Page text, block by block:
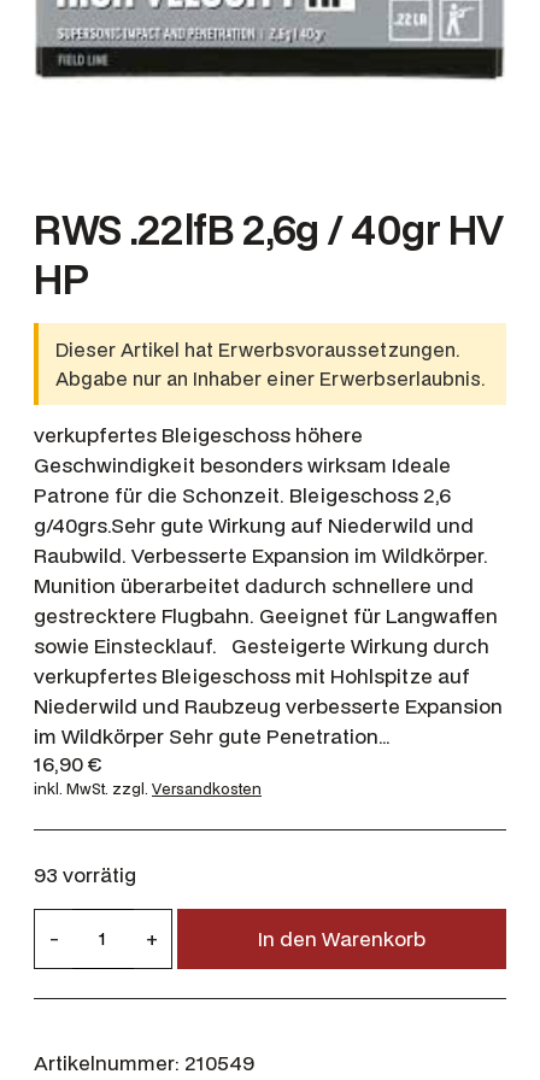
RWS .22lfB 2,6g / 40gr HV
HP
Dieser Artikel hat Erwerbsvoraussetzungen.
Abgabe nur an Inhaber einer Erwerbserlaubnis.
verkupfertes Bleigeschoss höhere
Geschwindigkeit besonders wirksam Ideale
Patrone für die Schonzeit. Bleigeschoss 2,6
g/40grs.Sehr gute Wirkung auf Niederwild und
Raubwild. Verbesserte Expansion im Wildkörper.
Munition überarbeitet dadurch schnellere und
gestrecktere Flugbahn. Geeignet für Langwaffen
sowie Einstecklauf. Gesteigerte Wirkung durch
verkupfertes Bleigeschoss mit Hohlspitze auf
Niederwild und Raubzeug verbesserte Expansion
im Wildkörper Sehr gute Penetration…
16,90€
inkl. MwSt. zzgl. Versandkosten
93 vorrätig
2
- + In den Warenkorb
Artikelnummer: 210549